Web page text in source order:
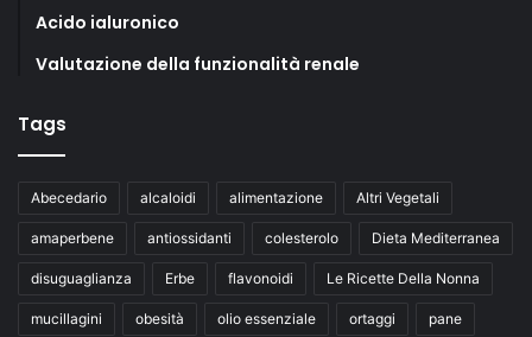
Acido ialuronico
Valutazione della funzionalità renale
Tags
Abecedario alcaloidi alimentazione Altri Vegetali
amaperbene antiossidanti colesterolo Dieta Mediterranea
disuguaglianza Erbe flavonoidi Le Ricette Della Nonna
mucillagini obesità olio essenziale ortaggi pane